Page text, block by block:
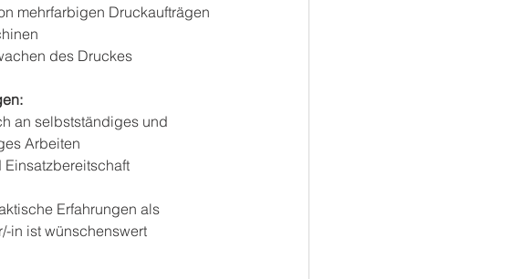
mehrfarbigen Druckaufträgen
des Druckes
an selbstständiges und
Arbeiten
Erfahrungen als
in ist wünschenswert